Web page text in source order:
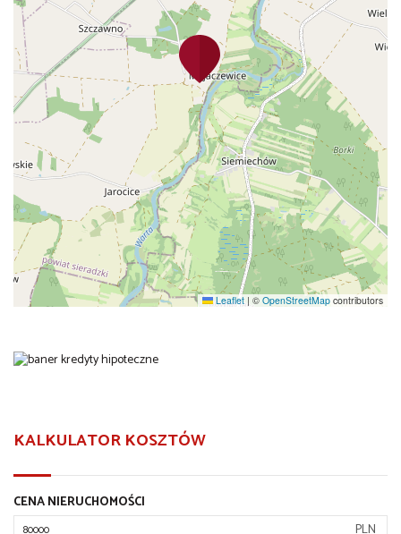
Leaflet | © OpenStreetMap contributors
KALKULATOR KOSZTÓW
CENA NIERUCHOMOŚCI
PLN